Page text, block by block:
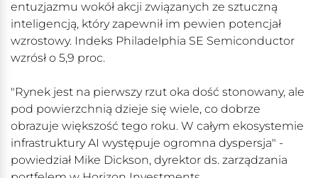
entuzjazmu wokół akcji związanych ze sztuczną
inteligencją, który zapewnił im pewien potencjał
wzrostowy. Indeks Philadelphia SE Semiconductor
wzrósł o 5,9 proc.
"Rynek jest na pierwszy rzut oka dość stonowany, ale
pod powierzchnią dzieje się wiele, co dobrze
obrazuje większość tego roku. W całym ekosystemie
infrastruktury AI występuje ogromna dyspersja" -
powiedział Mike Dickson, dyrektor ds. zarządzania